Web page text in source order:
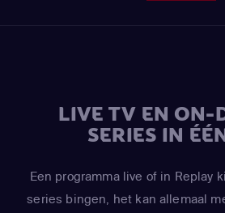
LIVE TV EN ON-
SERIES IN
Een programma live of in Replay
series bingen, het kan allemaal